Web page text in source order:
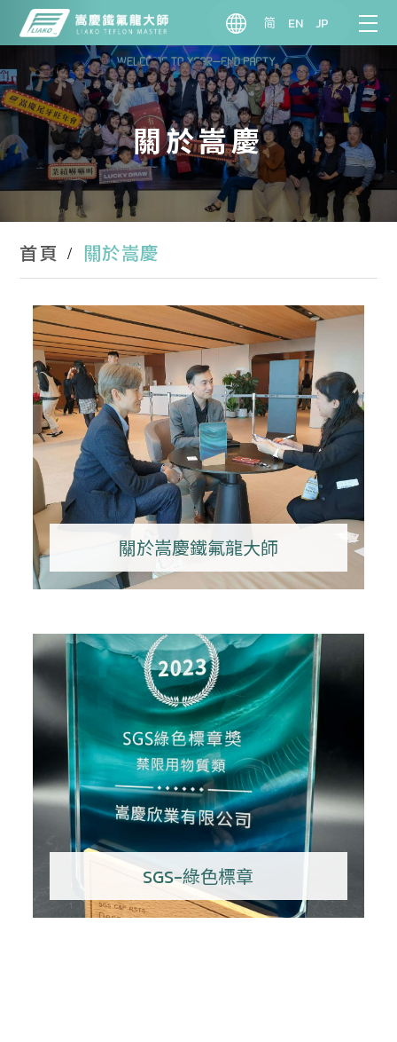
简 EN JP
關於嵩慶
首頁 關於嵩慶
關於嵩慶鐵氟龍大師
SGS-綠色標章